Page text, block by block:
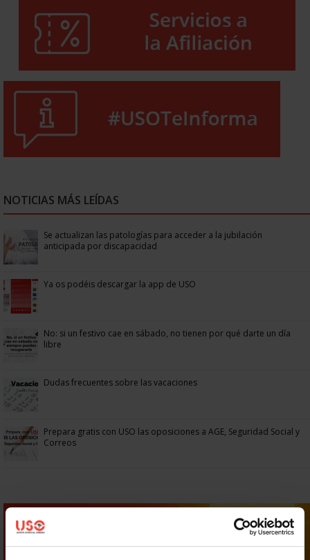
NOTICIAS MÁS LEÍDAS
Se actualizan las patologías para acceder a la jubilación
anticipada por discapacidad
Ya os podéis descargar la app de USO
No: si un festivo cae en sábado, no tienen por qué darte un día
libre
Dudas frecuentes sobre las vacaciones
Prepara gratis con USO las oposiciones a AGE, Seguridad Social y
Correos